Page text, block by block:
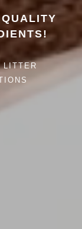
LITTER